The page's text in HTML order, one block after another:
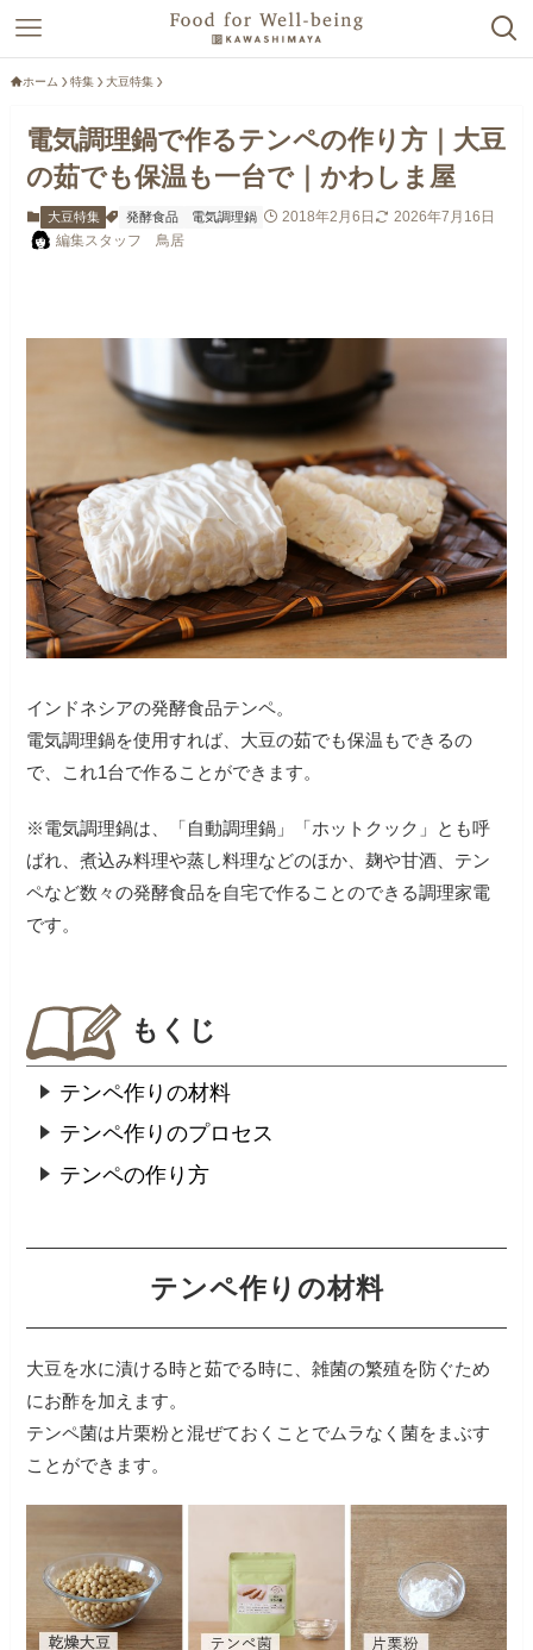
ホーム 特集 大豆特集
電気調理鍋で作るテンペの作り方｜大豆
の茹でも保温も一台で｜かわしま屋
大豆特集 発酵食品 電気調理鍋 2018年2月6日
2026年7月16日
編集スタッフ 鳥居
インドネシアの発酵食品テンペ。
電気調理鍋を使用すれば、大豆の茹でも保温もできるの
で、これ1台で作ることができます。
※電気調理鍋は、「自動調理鍋」「ホットクック」とも呼
ばれ、煮込み料理や蒸し料理などのほか、麹や甘酒、テン
ペなど数々の発酵食品を自宅で作ることのできる調理家電
です。
もくじ
テンペ作りの材料
テンペ作りのプロセス
テンペの作り方
テンペ作りの材料
大豆を水に漬ける時と茹でる時に、雑菌の繁殖を防ぐため
にお酢を加えます。
テンペ菌は片栗粉と混ぜておくことでムラなく菌をまぶす
ことができます。